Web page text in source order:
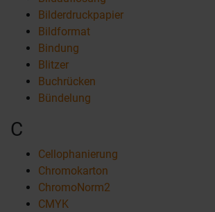
Bilderdruckpapier
Bildformat
Bindung
Blitzer
Buchrücken
Bündelung
C
Cellophanierung
Chromokarton
ChromoNorm2
CMYK